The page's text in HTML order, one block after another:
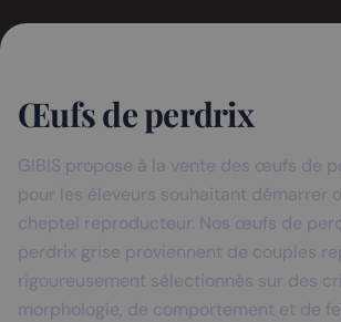
Œufs de perdrix
GIBIS propose à la vente des œufs de
pour les éleveurs souhaitant démarrer
cheptel reproducteur. Nos œufs de
perdrix grise proviennent de couples
rigoureusement sélectionnés sur des
morphologie, de comportement et de